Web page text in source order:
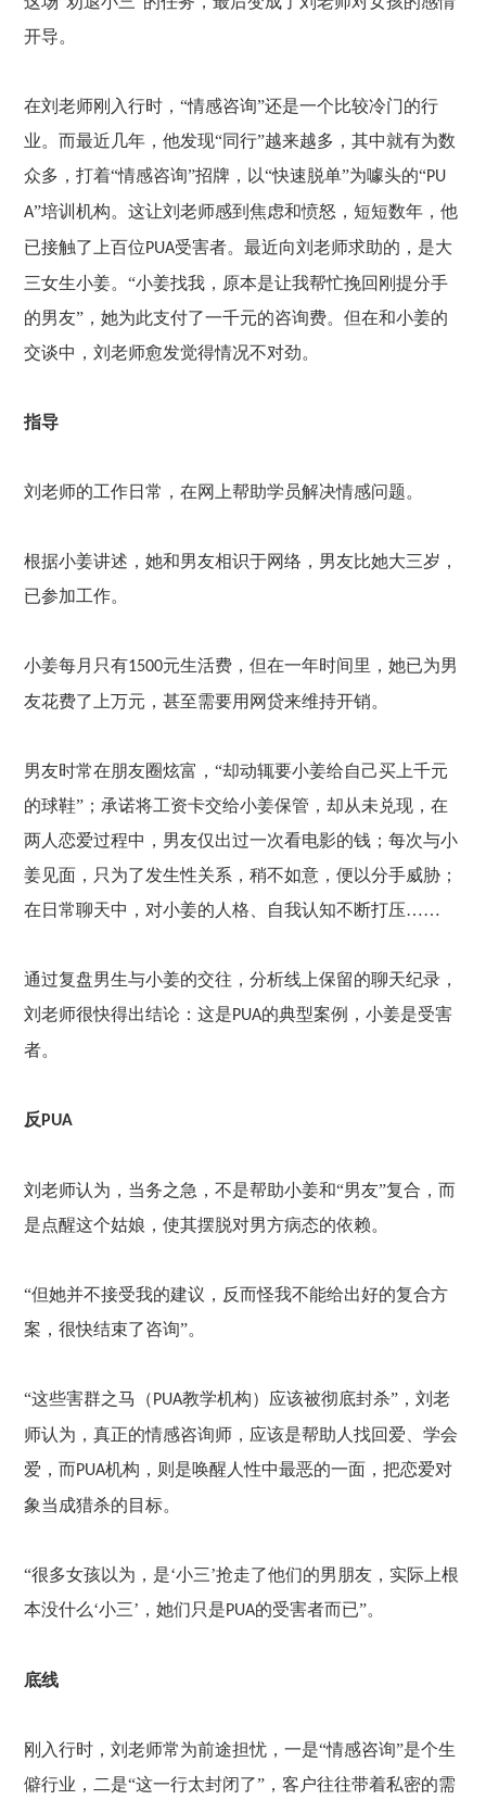
开导。
在刘老师刚入行时，“情感咨询”还是一个比较冷门的行
业。而最近几年，他发现“同行”越来越多，其中就有为数
众多，打着“情感咨询”招牌，以“快速脱单”为噱头的“PU
A”培训机构。这让刘老师感到焦虑和愤怒，短短数年，他
已接触了上百位PUA受害者。最近向刘老师求助的，是大
三女生小姜。“小姜找我，原本是让我帮忙挽回刚提分手
的男友”，她为此支付了一千元的咨询费。但在和小姜的
交谈中，刘老师愈发觉得情况不对劲。
指导
刘老师的工作日常，在网上帮助学员解决情感问题。
根据小姜讲述，她和男友相识于网络，男友比她大三岁，
已参加工作。
小姜每月只有1500元生活费，但在一年时间里，她已为男
友花费了上万元，甚至需要用网贷来维持开销。
男友时常在朋友圈炫富，“却动辄要小姜给自己买上千元
的球鞋”；承诺将工资卡交给小姜保管，却从未兑现，在
两人恋爱过程中，男友仅出过一次看电影的钱；每次与小
姜见面，只为了发生性关系，稍不如意，便以分手威胁；
在日常聊天中，对小姜的人格、自我认知不断打压……
通过复盘男生与小姜的交往，分析线上保留的聊天纪录，
刘老师很快得出结论：这是PUA的典型案例，小姜是受害
者。
反 PUA
刘老师认为，当务之急，不是帮助小姜和“男友”复合，而
是点醒这个姑娘，使其摆脱对男方病态的依赖。
“但她并不接受我的建议，反而怪我不能给出好的复合方
案，很快结束了咨询”。
“这些害群之马（ PUA教学机构）应该被彻底封杀”，刘老
师认为，真正的情感咨询师，应该是帮助人找回爱、学会
爱，而PUA机构，则是唤醒人性中最恶的一面，把恋爱对
象当成猎杀的目标。
“很多女孩以为，是‘小三’抢走了他们的男朋友，实际上根
本没什么‘小三’，她们只是PUA的受害者而已”。
底线
刚入行时，刘老师常为前途担忧，一是“情感咨询”是个生
僻行业，二是“这一行太封闭了”，客户往往带着私密的需